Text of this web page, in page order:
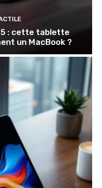
: cette tablette
un MacBook ?